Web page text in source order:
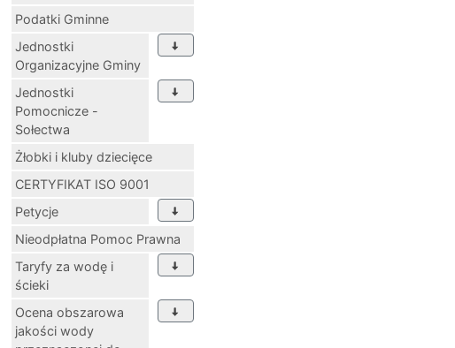
Podatki Gminne
Jednostki
Organizacyjne Gminy
Jednostki
Pomocnicze -
Sołectwa
Żłobki i kluby dziecięce
CERTYFIKAT ISO 9001
Petycje
Nieodpłatna Pomoc Prawna
Taryfy za wodę i
ścieki
Ocena obszarowa
jakości wody